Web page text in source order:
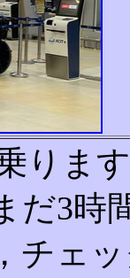
りま
だ3時
チェ